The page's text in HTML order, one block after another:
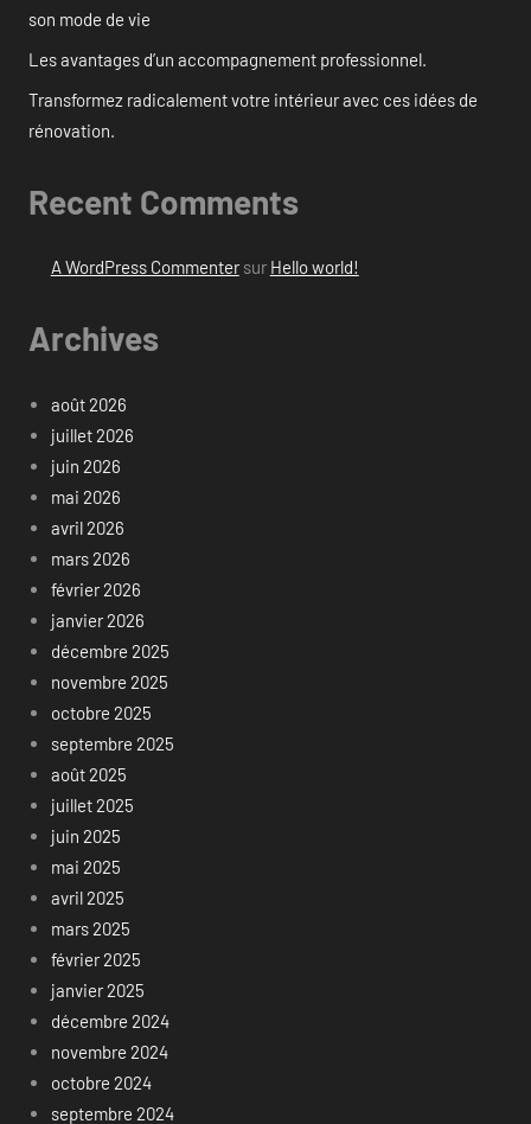
son mode de vie
Les avantages d’un accompagnement professionnel.
Transformez radicalement votre intérieur avec ces idées de
rénovation.
Recent Comments
A WordPress Commentersur Hello world!
Archives
août 2026
juillet 2026
juin 2026
mai 2026
avril 2026
mars 2026
février 2026
janvier 2026
décembre 2025
novembre 2025
octobre 2025
septembre 2025
août 2025
juillet 2025
juin 2025
mai 2025
avril 2025
mars 2025
février 2025
janvier 2025
décembre 2024
novembre 2024
octobre 2024
septembre 2024